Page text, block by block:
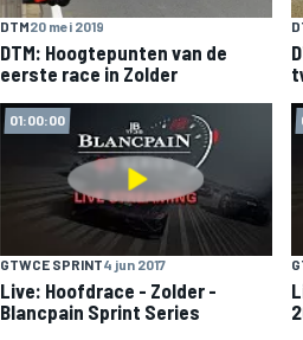
DTM20 mei 2019
DTM: Hoogtepunten van de
eerste race in Zolder
01:00:00
GTWCE SPRINT4 jun 2017
Live: Hoofdrace - Zolder -
Blancpain Sprint Series